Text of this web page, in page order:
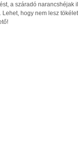
a száradó narancshéjak
Lehet, hogy nem lesz